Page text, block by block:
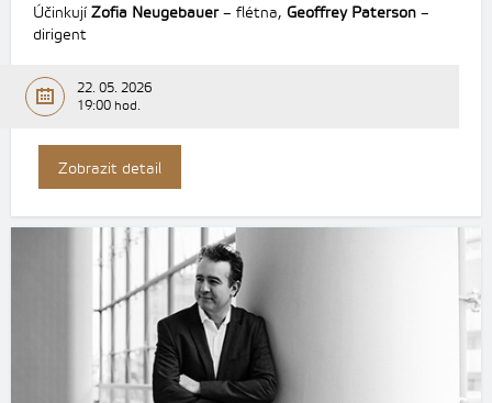
Účinkují Zofia Neugebauer– flétna, Geoffrey Paterson –
dirigent
22. 05. 2026
19:00 hod.
Zobrazit detail